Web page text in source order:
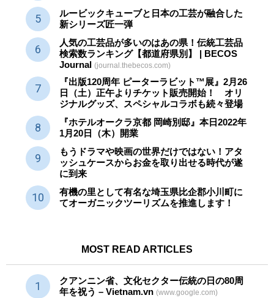
ルービックキューブと日本の工芸が融合した
新シリーズ匠一弾
人気の工芸品が多いのはあの県！伝統工芸品
検索数ランキング【都道府県別】 | BECOS
Journal (journal.thebecos.com)
『出版120周年 ピーターラビット™展』2月26
日（土）正午よりチケット販売開始！ オリ
ジナルグッズ、スペシャルコラボも続々登場
『ホテルオークラ京都 岡崎別邸』本日2022年
1月20日（木）開業
もうドラマや映画の世界だけではない！アタ
ッシュケースからお金を取り出せる時代が遂
に到来
有機の里として有名な埼玉県比企郡小川町に
てオーガニックツーリズムを推進します！
MOST READ ARTICLES
クアンニン省、文化セクター伝統の日の80周
年を祝う – Vietnam.vn (www.google.com)